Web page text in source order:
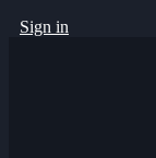
Sign in